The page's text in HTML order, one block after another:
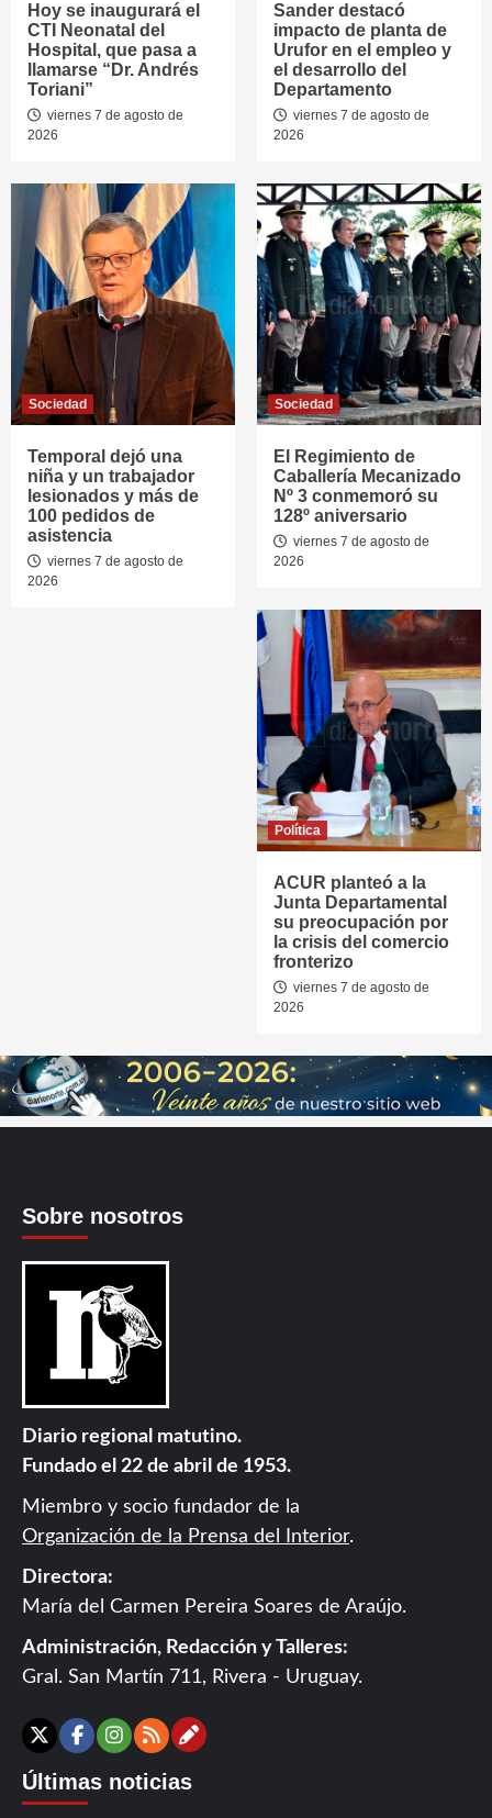
Hoy se inaugurará el
CTI Neonatal del
Hospital, que pasa a
llamarse “Dr. Andrés
Toriani”
viernes 7 de agosto de
2026
Sander destacó
impacto de planta de
Urufor en el empleo y
el desarrollo del
Departamento
viernes 7 de agosto de
2026
Sociedad
Temporal dejó una
niña y un trabajador
lesionados y más de
100 pedidos de
asistencia
viernes 7 de agosto de
2026
Sociedad
El Regimiento de
Caballería Mecanizado
Nº 3 conmemoró su
128º aniversario
viernes 7 de agosto de
2026
Política
ACUR planteó a la
Junta Departamental
su preocupación por
la crisis del comercio
fronterizo
viernes 7 de agosto de
2026
Sobre nosotros
Diario regional matutino.
Fundado el 22 de abril de 1953.
Miembro y socio fundador de la
Organización de la Prensa del Interior.
Directora:
María del Carmen Pereira Soares de Araújo.
Administración, Redacción y Talleres:
Gral. San Martín 711, Rivera - Uruguay.
X Facebook
Instagram
RSSContáctanos
Últimas noticias